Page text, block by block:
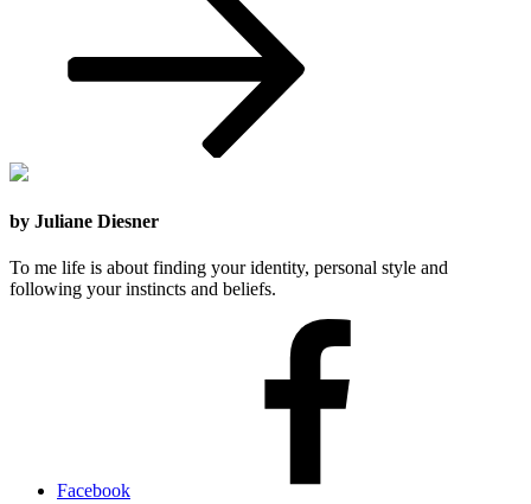
by Juliane Diesner
To me life is about finding your identity, personal style and
following your instincts and beliefs.
Facebook